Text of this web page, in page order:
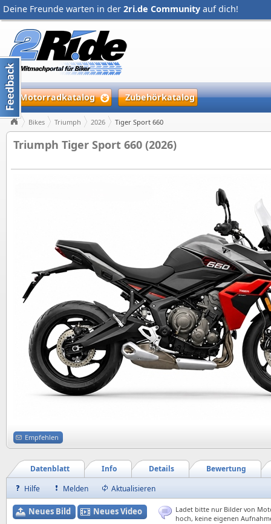
Deine Freunde warten in der 2ri.de Community auf dich!
Motorradkatalog Zubehörkatalog
Bikes Triumph 2026 Tiger Sport 660
Triumph Tiger Sport 660 (2026)
Empfehlen
Bewertung
Details
Info
Datenblatt
Hilfe
Melden Aktualisieren
Neues Bild Neues Video
Ladet bitte nur Bilder von
hoch, keine eigenen